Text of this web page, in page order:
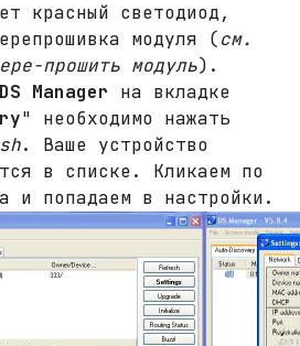
красный светодиод,
модуля (см.
прошить модуль).
DS Manager на вкладке
" необходимо нажать
. Ваше устройство
в списке. Кликаем по
и попадаем в настройки.